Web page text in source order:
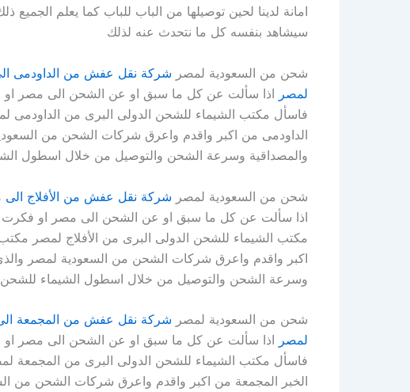
امانة لدينا لحين توصيلها من الباب للباب كما يعلم الجميع
سيشاهد بنفسه كل ما نتحدث عنه لذلك
شحن من السعودية لمصر شركة نقل عفش من الداودمى
لمصر اذا سألت عن كل ما سبق او عن الشحن الى مصر
فاسأل مكتب الشيماء للشحن الدولى البرى من الداودمى
الداودمى من اكبر واقدم واعرق شركات الشحن من
والمصداقية وسرعة الشحن والتوصيل من خلال اسطول
شحن من السعودية لمصر شركة نقل عفش من الأفلاج الى
اذا سألت عن كل ما سبق او عن الشحن الى مصر او
مكتب الشيماء للشحن الدولى البرى من الأفلاج لمصر
اكبر واقدم واعرق شركات الشحن من السعودية لمصر والذى
وسرعة الشحن والتوصيل من خلال اسطول الشيماء للشحن
شحن من السعودية لمصر شركة نقل عفش من المجمعة
لمصر اذا سألت عن كل ما سبق او عن الشحن الى مصر
فاسأل مكتب الشيماء للشحن الدولى البرى من المجمعة
الخبر المجمعة من اكبر واقدم واعرق شركات الشحن من